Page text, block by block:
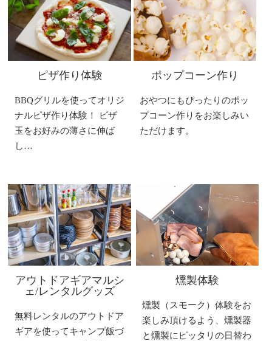
ピザ作り体験
BBQグリルを使ってオリジ
ナルピザ作り体験！ ピザ
玉をお好みの薄さに伸ば
し…
ポップコーン作り
おやつにもぴったりのポッ
プコーン作りをお楽しみい
ただけます。
アウトドアギアマルシ
ェ/レンタルグッズ
無料レンタルのアウトドア
ギアを使ってキャンプ飯づ
燻製体験
燻製（スモーク）体験をお
楽しみ頂けるよう、燻製器
と燻製にピッタリの日替わ